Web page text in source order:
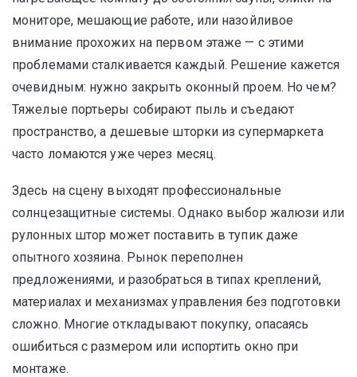
мониторе, мешающие работе, или назойливое
внимание прохожих на первом этаже — с этими
проблемами сталкивается каждый. Решение кажется
очевидным: нужно закрыть оконный проем. Но чем?
Тяжелые портьеры собирают пыль и съедают
пространство, а дешевые шторки из супермаркета
часто ломаются уже через месяц.
Здесь на сцену выходят профессиональные
солнцезащитные системы. Однако выбор жалюзи или
рулонных штор может поставить в тупик даже
опытного хозяина. Рынок переполнен
предложениями, и разобраться в типах креплений,
материалах и механизмах управления без подготовки
сложно. Многие откладывают покупку, опасаясь
ошибиться с размером или испортить окно при
монтаже.